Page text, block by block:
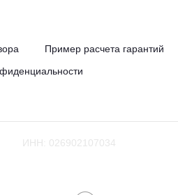
Пример расчета гарантий
ИНН: 026902107034